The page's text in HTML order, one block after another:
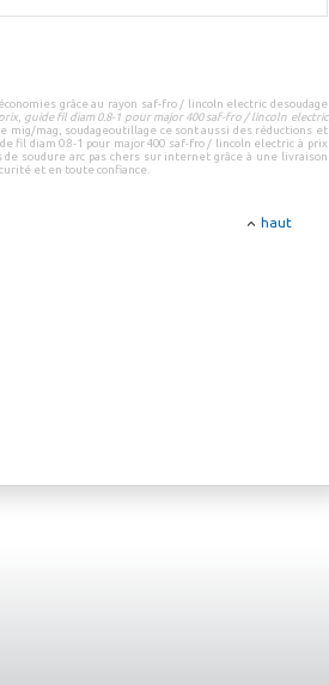
grâce au rayon saf-fro / lincoln electric desoudage
, guide fil diam 0.8-1 pour major 400 saf-fro / lincoln electric
mig/mag soudageoutillage ce sont aussi des réductions et
fil diam 0.8-1 pour major 400 saf-fro / lincoln electric à prix
de soudure arc pas chers sur internet grâce à une livraison
et en toute confiance
haut